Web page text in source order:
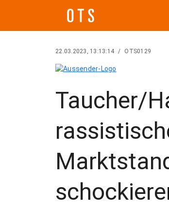
22.03.2023, 13:13:14 / OTS0129
Taucher/